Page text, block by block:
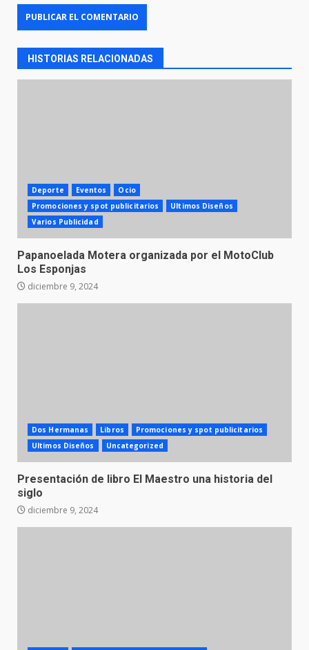
HISTORIAS RELACIONADAS
Deporte Eventos
Ocio
Promociones y spot publicitarios
Ultimos Diseños
Varios Publicidad
Papanoelada Motera organizada por el MotoClub
Los Esponjas
diciembre 9, 2024
Dos Hermanas Libros
Promociones y spot publicitarios
Ultimos Diseños
Uncategorized
Presentación de libro El Maestro una historia del
siglo
diciembre 9, 2024